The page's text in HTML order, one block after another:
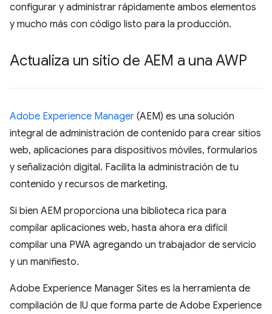
configurar y administrar rápidamente ambos elementos
y mucho más con código listo para la producción.
Actualiza un sitio de AEM a una AWP
Adobe Experience Manager (AEM) es una solución
integral de administración de contenido para crear sitios
web, aplicaciones para dispositivos móviles, formularios
y señalización digital. Facilita la administración de tu
contenido y recursos de marketing.
Si bien AEM proporciona una biblioteca rica para
compilar aplicaciones web, hasta ahora era difícil
compilar una PWA agregando un trabajador de servicio
y un manifiesto.
Adobe Experience Manager Sites es la herramienta de
compilación de IU que forma parte de Adobe Experience